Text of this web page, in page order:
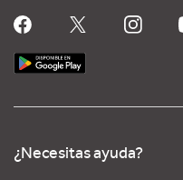
¿Necesitas ayuda?